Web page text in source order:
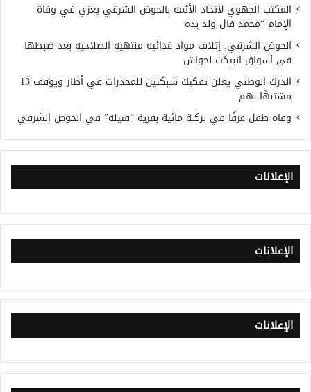
المكتب الجهوي لاتحاد الأئمة بالحوض الشرقي يعزي في وفاة
الإمام “محمد فال ولد بده
الحوض الشرقي: إتلاف مواد غذائية منتهية الصلاحية بعد ضبطها
في أسواق انبيكت لحواش
الدرك الوطني يعلن تفكيك شبكتين للمخدرات في أطار ويوقف 13
مشتبهًا بهم
وفاة طفل غرقًا في بركــة مائية بقرية “فتيله” في الحوض الشرقي
الإعلانات
الإعلانات
الإعلانات